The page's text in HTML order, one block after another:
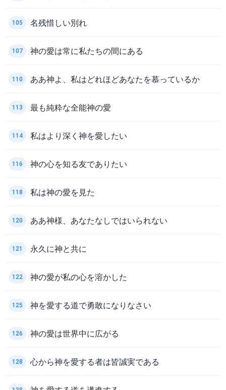
105 名残惜しい別れ
107 神の愛は常に私たちの間にある
110 ああ神よ、私はどれほどあなたを慕っているか
113 最も純粋な全能神の愛
114 私はより深く神を愛したい
116 神の心を知る友でありたい
118 私は神の愛を見た
120 ああ神様、あなたなしではいられない
121 永久に神と共に
122 神の愛が私の心を溶かした
125 神を愛する道で勇敢になりなさい
126 神の愛は世界中に広がる
128 心から神を愛する者は皆誠実である